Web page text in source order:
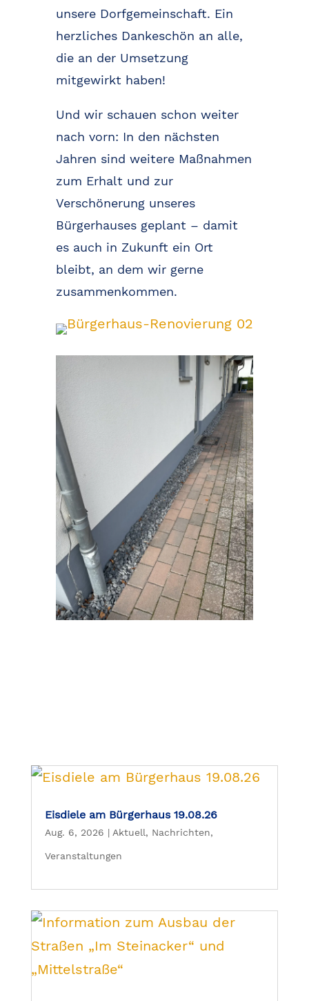
unsere Dorfgemeinschaft. Ein
herzliches Dankeschön an alle,
die an der Umsetzung
mitgewirkt haben!
Und wir schauen schon weiter
nach vorn: In den nächsten
Jahren sind weitere Maßnahmen
zum Erhalt und zur
Verschönerung unseres
Bürgerhauses geplant – damit
es auch in Zukunft ein Ort
bleibt, an dem wir gerne
zusammenkommen.
Eisdiele am Bürgerhaus 19.08.26
Aug. 6, 2026 | Aktuell, Nachrichten,
Veranstaltungen